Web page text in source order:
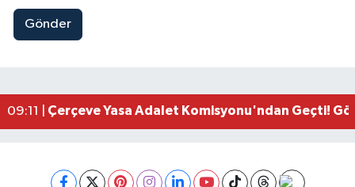
Gönder
17:19 |Kahramanmaraşlı İşçi Adana'daki Tünel
09:11 | Çerçeve Yasa Adalet Komisyonu'ndan Geçti!
09:04 |Kahramanmaraş'taki Okul Saldırısı TBMM
Kahramanmaraş'ta Pusula Maraş Eğitim